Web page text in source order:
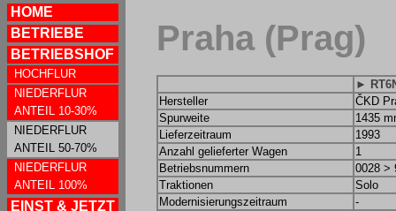
HOME
BETRIEBE
BETRIEBSHOF
HOCHFLUR
NIEDERFLUR
ANTEIL 10-30%
NIEDERFLUR
ANTEIL 50-70%
NIEDERFLUR
ANTEIL 100%
EINST & JETZT
Praha (Prag)
►
Hersteller
ČKD
Spurweite
1435
Lieferzeitraum
1993
Anzahl gelieferter Wagen
1
Betriebsnummern
0028 >
Traktionen
Solo
Modernisierungszeitraum
-